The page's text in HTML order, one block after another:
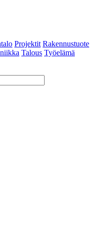
Projektit Rakennustuote
Talous Työelämä